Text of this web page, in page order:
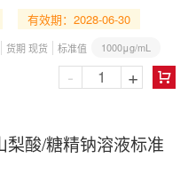
有效期：2028-06-30
货期 现货 标准值 1000μg/mL

- +
梨酸/糖精钠溶液标准